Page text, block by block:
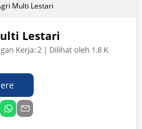
Multi Lestari
Lestari
Kerja:2 | Dilihat oleh 1.8 K